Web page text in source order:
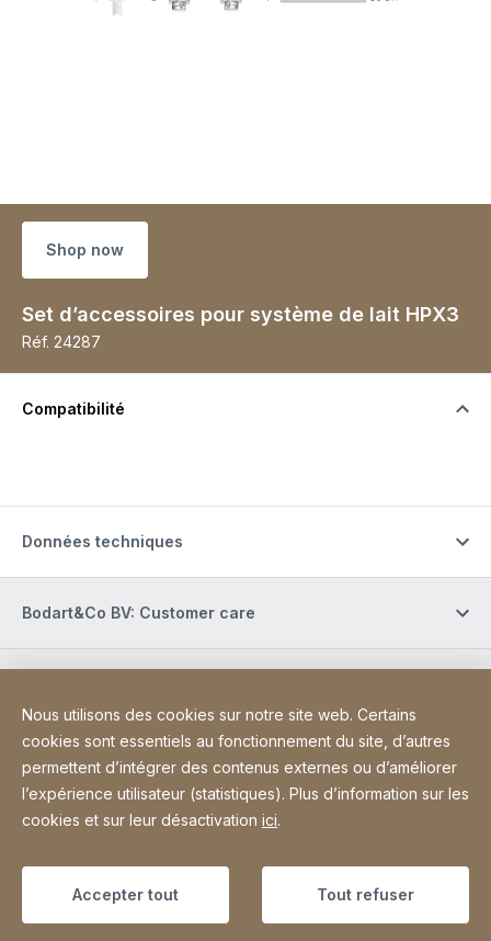
Shop now
Set d’accessoires pour système de lait HPX3
Réf. 24287
Compatibilité
Données techniques
Bodart&Co BV: Customer care
Site Web
[Website information]
Informations légales
Mentions légales
Déclaration d'accessibilité
Sitemap
Copyright © 2026
Nous utilisons des cookies sur notre site web. Certains
cookies sont essentiels au fonctionnement du site, d’autres
permettent d’intégrer des contenus externes ou d’améliorer
l’expérience utilisateur (statistiques). Plus d’information sur les
cookies et sur leur désactivation ici.
Accepter tout Tout refuser